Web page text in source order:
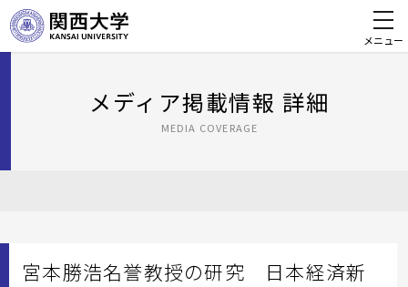
メニュー
メディア掲載情報 詳細
MEDIA COVERAGE
宮本勝浩名誉教授の研究 日本経済新